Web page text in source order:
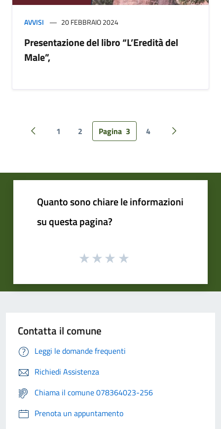
AVVISI 20 FEBBRAIO 2024
Presentazione del libro “L’Eredità del
Male”,
Pagina precedente
1 2 Pagina 3 4 Pagina
Quanto sono chiare le informazioni
su questa pagina?
Contatta il comune
Leggi le domande frequenti
Richiedi Assistenza
Chiama il comune 078364023-256
Prenota un appuntamento